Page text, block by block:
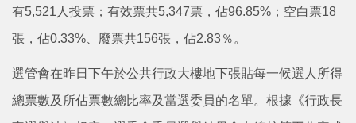
有5,521人投票；有效票共5,347票，佔96.85%；空白票18
張，佔0.33%、廢票共156張，佔2.83％。
選管會在昨日下午於公共行政大樓地下張貼每一候選人所得
總票數及所佔票數總比率及當選委員的名單。根據《行政長